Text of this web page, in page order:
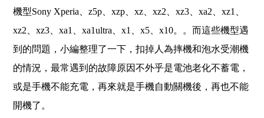
機型Sony Xperia、z5p、xzp、xz、xz2、xz3、xa2、xz1、
xz2、xz3、xa1、xa1ultra、x1、x5、x10。。而這些機型遇
到的問題，小編整理了一下，扣掉人為摔機和泡水受潮機
的情況，最常遇到的故障原因不外乎是電池老化不蓄電，
或是手機不能充電，再來就是手機自動關機後，再也不能
開機了。